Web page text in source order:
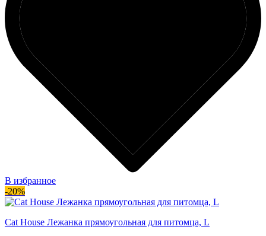
В избранное
-20%
Cat House Лежанка прямоугольная для питомца, L